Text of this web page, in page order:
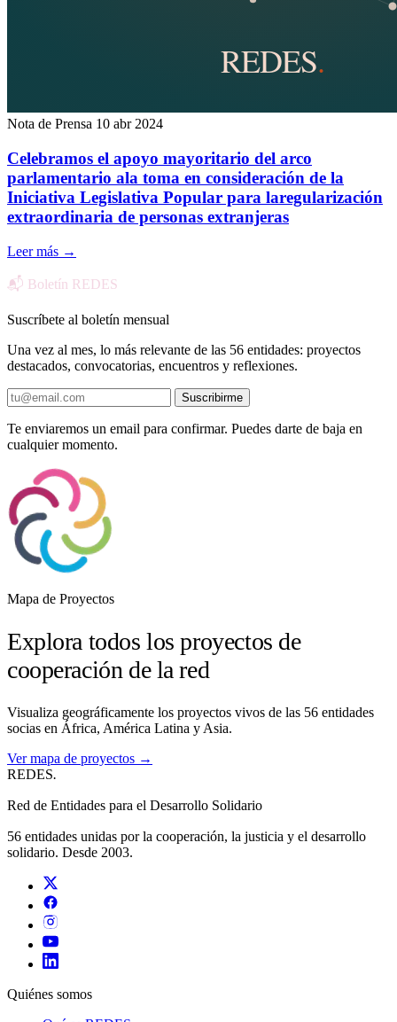
Nota de Prensa 10 abr 2024
Celebramos el apoyo mayoritario del arco
parlamentario ala toma en consideración de la
Iniciativa Legislativa Popular para laregularización
extraordinaria de personas extranjeras
Leer más →
📬 Boletín REDES
Suscríbete al boletín mensual
Una vez al mes, lo más relevante de las 56 entidades: proyectos
destacados, convocatorias, encuentros y reflexiones.
Suscribirme
Te enviaremos un email para confirmar. Puedes darte de baja en
cualquier momento.
Mapa de Proyectos
Explora todos los proyectos de
cooperación de la red
Visualiza geográficamente los proyectos vivos de las 56 entidades
socias en África, América Latina y Asia.
Ver mapa de proyectos →
REDES.
Red de Entidades para el Desarrollo Solidario
56 entidades unidas por la cooperación, la justicia y el desarrollo
solidario. Desde 2003.
Quiénes somos